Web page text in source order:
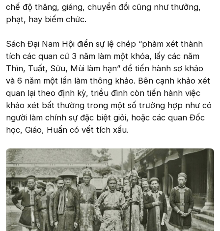
chế độ thăng, giáng, chuyển đổi cũng như thưởng,
phạt, hay biếm chức.
Sách Đại Nam Hội điển sự lệ chép “phàm xét thành
tích các quan cứ 3 năm làm một khóa, lấy các năm
Thìn, Tuất, Sửu, Mùi làm hạn” để tiến hành sơ khảo
và 6 năm một lần làm thông khảo. Bên cạnh khảo xét
quan lại theo định kỳ, triều đình còn tiến hành việc
khảo xét bất thường trong một số trường hợp như có
người làm chính sự đặc biệt giỏi, hoặc các quan Đốc
học, Giáo, Huấn có vết tích xấu.